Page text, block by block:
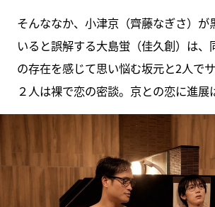
そんななか、小津京（齊藤なぎさ）が
いると誤解する大島蛍（佳久創）は、
の存在を感じて思い悩む坂元と2人でサ
２人は裸で恋の密談。京との恋に進展